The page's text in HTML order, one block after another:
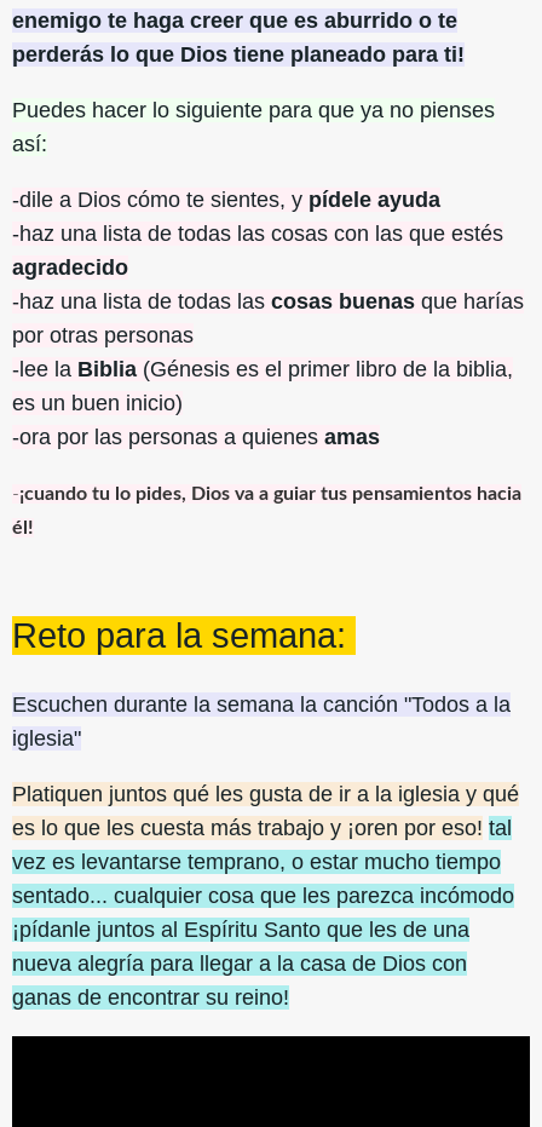
enemigo te haga creer que es aburrido o te
perderás lo que Dios tiene planeado para ti!
Puedes hacer lo siguiente para que ya no pienses
así:
-dile a Dios cómo te sientes, y pídele ayuda
-haz una lista de todas las cosas con las que estés
agradecido
-haz una lista de todas las cosas buenas que harías
por otras personas
-lee la Biblia (Génesis es el primer libro de la biblia,
es un buen inicio)
-ora por las personas a quienes amas
-¡cuando tu lo pides, Dios va a guiar tus pensamientos hacia
él!
Reto para la semana:
Escuchen durante la semana la canción "Todos a la
iglesia"
Platiquen juntos qué les gusta de ir a la iglesia y qué
es lo que les cuesta más trabajo y ¡oren por eso! tal
vez es levantarse temprano, o estar mucho tiempo
sentado... cualquier cosa que les parezca incómodo
¡pídanle juntos al Espíritu Santo que les de una
nueva alegría para llegar a la casa de Dios con
ganas de encontrar su reino!